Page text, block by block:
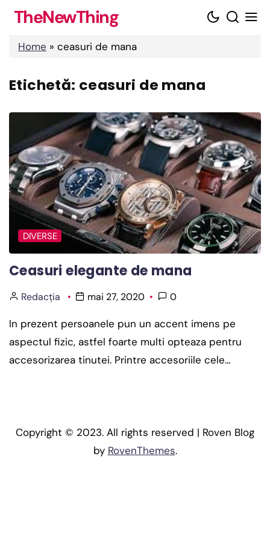
Skip
content
TheNewThing
Home » ceasuri de mana
Etichetă: ceasuri de mana
DIVERSE
Ceasuri elegante de mana
Redacția mai 27, 2020 0
In prezent persoanele pun un accent imens pe
aspectul fizic, astfel foarte multi opteaza pentru
accesorizarea tinutei. Printre accesoriile cele…
Copyright © 2023. All rights reserved | Roven Blog
by RovenThemes.